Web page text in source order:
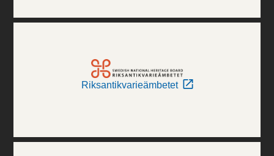
Riksantikvarieämbetet